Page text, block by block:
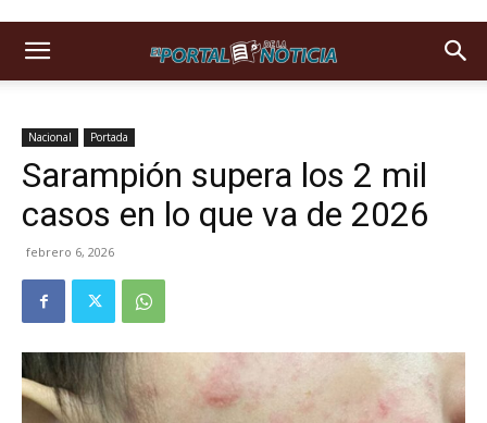
Nacional Portada
Sarampión supera los 2 mil
casos en lo que va de 2026
febrero 6, 2026